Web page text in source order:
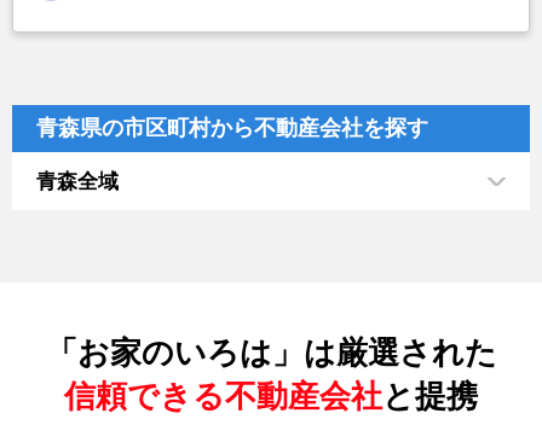
青森県の市区町村から不動産会社を探す
青森全域
「お家のいろは」は厳選された
信頼できる不動産会社と提携